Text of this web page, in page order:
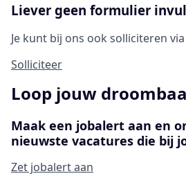
Liever geen formulier
Je kunt bij ons ook solliciteren
Solliciteer
Loop jouw
Maak een jobalert aan en
nieuwste vacatures die bij
Zet jobalert aan